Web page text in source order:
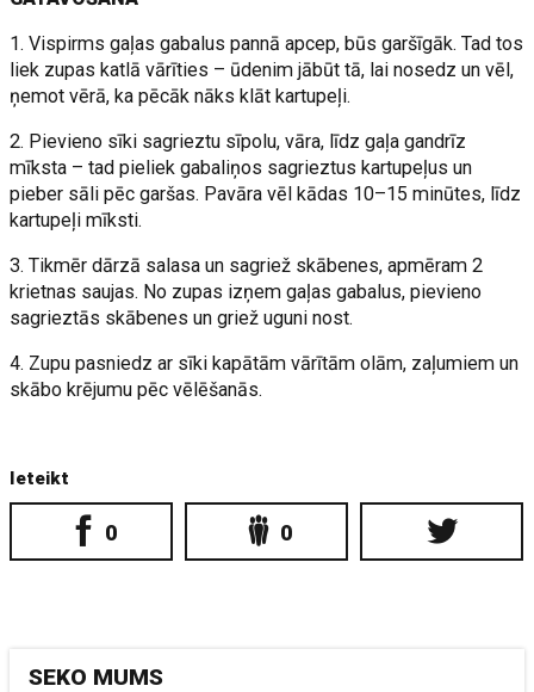
1. Vispirms gaļas gabalus pannā apcep, būs garšīgāk. Tad tos
liek zupas katlā vārīties – ūdenim jābūt tā, lai nosedz un vēl,
ņemot vērā, ka pēcāk nāks klāt kartupeļi.
2. Pievieno sīki sagrieztu sīpolu, vāra, līdz gaļa gandrīz
mīksta – tad pieliek gabaliņos sagrieztus kartupeļus un
pieber sāli pēc garšas. Pavāra vēl kādas 10–15 minūtes, līdz
kartupeļi mīksti.
3. Tikmēr dārzā salasa un sagriež skābenes, apmēram 2
krietnas saujas. No zupas izņem gaļas gabalus, pievieno
sagrieztās skābenes un griež uguni nost.
4. Zupu pasniedz ar sīki kapātām vārītām olām, zaļumiem un
skābo krējumu pēc vēlēšanās.
Ieteikt
0 0
SEKO MUMS